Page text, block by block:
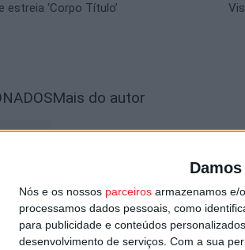
Nós e os nossos parceiros armazenamos e/
processamos dados pessoais, como
para publicidade e conteúdos
desenvolvimento de serviços. Com a sua
‘Corpo Título’
Mais do autor